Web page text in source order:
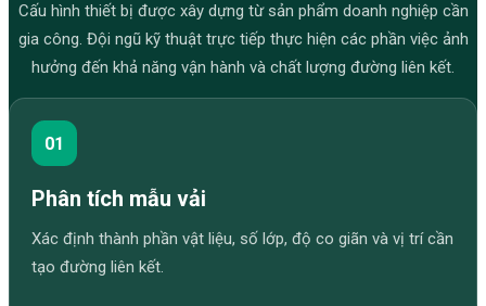
Cấu hình thiết bị được xây dựng từ sản phẩm doanh nghiệp cần
gia công. Đội ngũ kỹ thuật trực tiếp thực hiện các phần việc ảnh
hưởng đến khả năng vận hành và chất lượng đường liên kết.
01
Phân tích mẫu vải
Xác định thành phần vật liệu, số lớp, độ co giãn và vị trí cần
tạo đường liên kết.